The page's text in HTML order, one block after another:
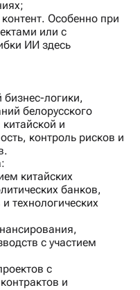
Особенно при
или с
ИИ здесь
логики,
белорусского
и
контроль рисков и
китайских
банков,
технологических
с участием
с
и